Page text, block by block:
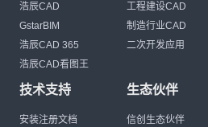
浩辰CAD
GstarBIM
浩辰CAD 365
浩辰CAD看图王
工程建设CAD
制造行业CAD
二次开发应用
技术支持
安装注册文档
生态伙伴
信创生态伙伴